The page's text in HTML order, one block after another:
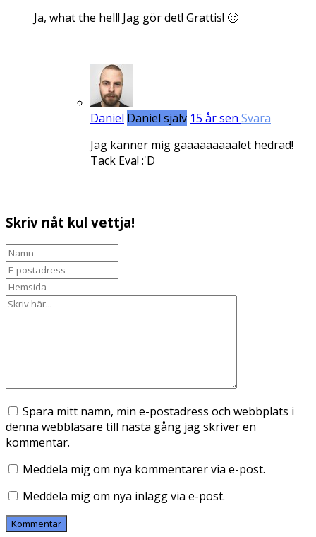
Ja, what the hell! Jag gör det! Grattis! 🙂
Daniel Daniel själv 15 år sen Svara
Jag känner mig gaaaaaaaaalet hedrad!
Tack Eva! :'D
Skriv nåt kul vettja!
Spara mitt namn, min e-postadress och webbplats i
denna webbläsare till nästa gång jag skriver en
kommentar.
Meddela mig om nya kommentarer via e-post.
Meddela mig om nya inlägg via e-post.